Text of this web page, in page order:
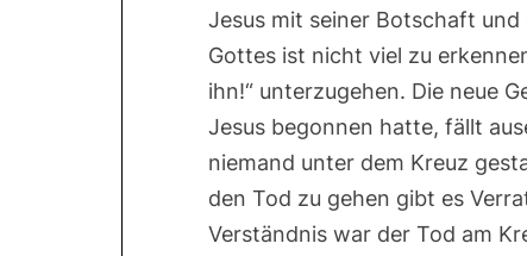
Jesus mit seiner Botschaft und
Gottes ist nicht viel zu
ihn!“ unterzugehen. Die neue
Jesus begonnen hatte, fällt
niemand unter dem Kreuz
den Tod zu gehen gibt es
Verständnis war der Tod am